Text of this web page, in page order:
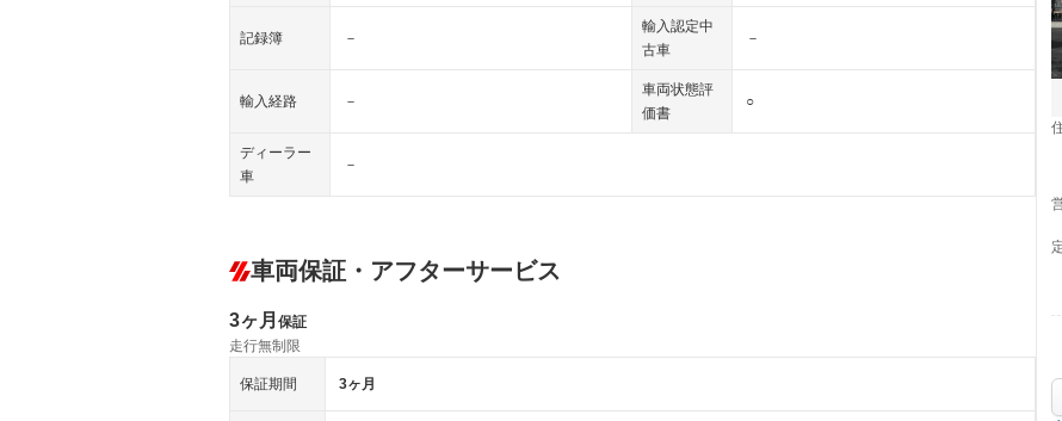
記録簿 －
輸入認定中
古車
－
輸入経路 －
車両状態評
価書
○
ディーラー
車
－
車両保証・アフターサービス
3ヶ月 保証
走行無制限
保証期間 3ヶ月